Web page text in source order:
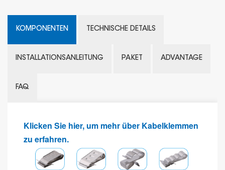
KOMPONENTEN TECHNISCHE DETAILS
INSTALLATIONSANLEITUNG PAKET ADVANTAGE
FAQ
Klicken Sie hier, um mehr über Kabelklemmen
zu erfahren.